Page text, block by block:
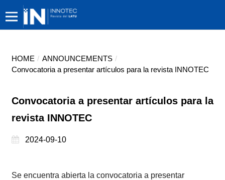
HOME / ANNOUNCEMENTS /
Convocatoria a presentar artículos para la revista INNOTEC
Convocatoria a presentar artículos para la
revista INNOTEC
2024-09-10
Se encuentra abierta la convocatoria a presentar